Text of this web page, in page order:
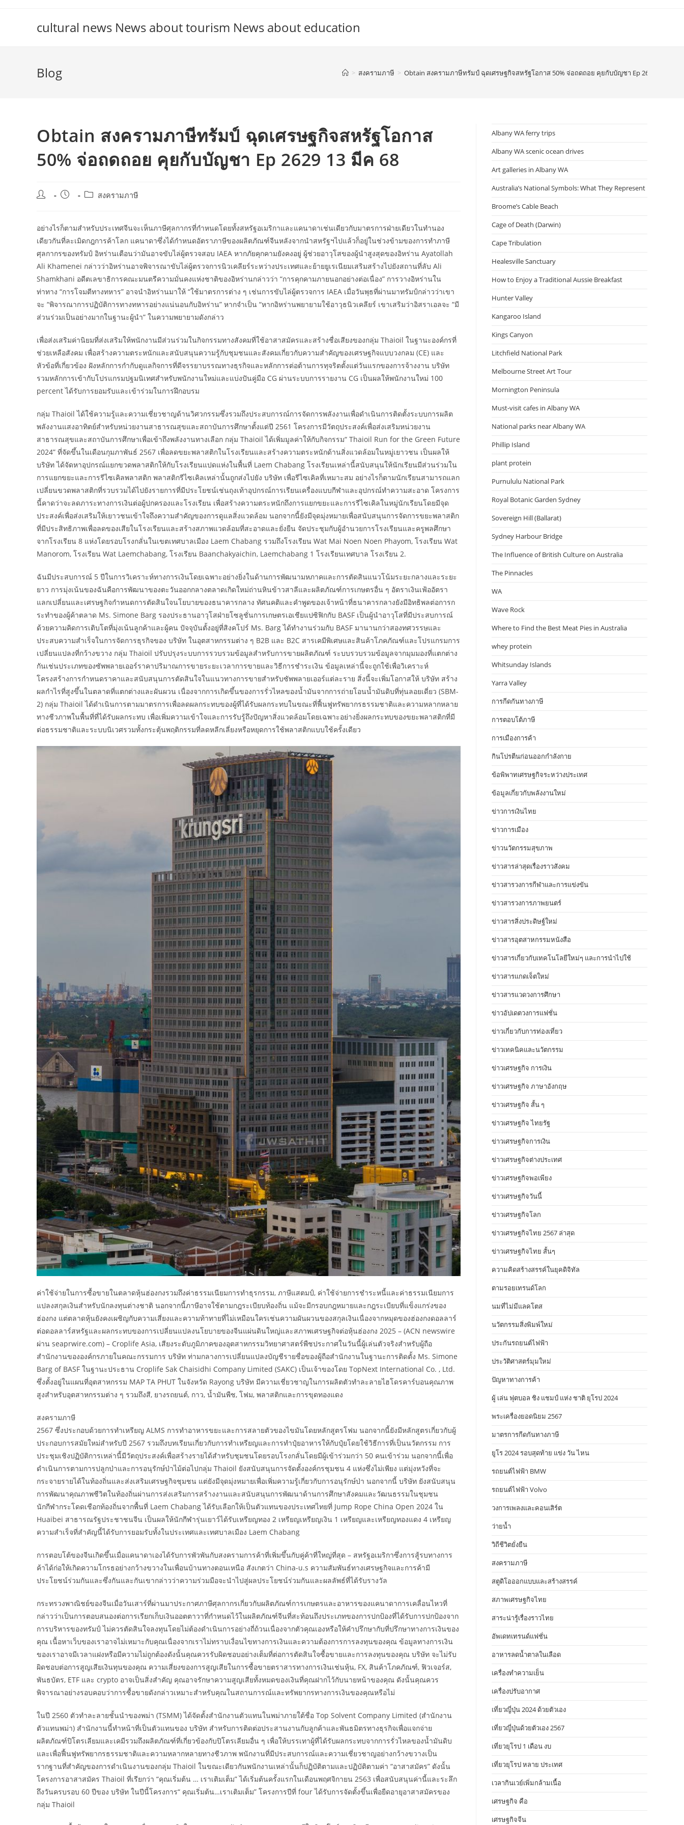
cultural news News about tourism News about education
Blog > สงครามภาษี > Obtain สงครามภาษีทรัมป์ ฉุดเศรษฐกิจสหรัฐโอกาส 50% จ่อถดถอย คุยกับบัญชา Ep 2629 13 มีค 68
Obtain สงครามภาษีทรัมป์ ฉุดเศรษฐกิจสหรัฐโอกาส
50% จ่อถดถอย คุยกับบัญชา Ep 2629 13 มีค 68
Post
Post
Post สงครามภาษี
อย่างไรก็ตามสำหรับประเทศจีนจะเห็นภาษีศุลกากรที่กำหนดโดยทั้งสหรัฐอเมริกาและแคนาดาเช่นเดียวกับมาตรการฝ่ายเดียวในทำนอง
เดียวกันที่ละเมิดกฎการค้าโลก แคนาดาซึ่งได้กำหนดอัตราภาษีของผลิตภัณฑ์จีนหลังจากนำสหรัฐฯไปแล้วก็อยู่ในช่วงข้ามของการทำภาษี
ศุลกากรของทรัมป์ อิหร่านเตือนว่ามันอาจขับไล่ผู้ตรวจสอบ IAEA หากภัยคุกคามยังคงอยู่ ผู้ช่วยอาวุโสของผู้นำสูงสุดของอิหร่าน Ayatollah
Ali Khamenei กล่าวว่าอิหร่านอาจพิจารณาขับไล่ผู้ตรวจการนิวเคลียร์ระหว่างประเทศและย้ายยูเรเนียมเสริมสร้างไปยังสถานที่ลับ Ali
Shamkhani อดีตเลขาธิการคณะมนตรีความมั่นคงแห่งชาติของอิหร่านกล่าวว่า “การคุกคามภายนอกอย่างต่อเนื่อง” การวางอิหร่านใน
ท่าทาง “การโจมตีทางทหาร” อาจนำอิหร่านมาให้ “ใช้มาตรการต่าง ๆ เช่นการขับไล่ผู้ตรวจการ IAEA เมื่อวันพุธที่ผ่านมาทรัมป์กล่าวว่าเขา
จะ “พิจารณาการปฏิบัติการทางทหารอย่างแน่นอนกับอิหร่าน” หากจำเป็น “หากอิหร่านพยายามใช้อาวุธนิวเคลียร์ เขาเสริมว่าอิสราเอลจะ “มี
ส่วนร่วมเป็นอย่างมากในฐานะผู้นำ” ในความพยายามดังกล่าว
เพื่อส่งเสริมค่านิยมที่ส่งเสริมให้พนักงานมีส่วนร่วมในกิจกรรมทางสังคมที่ใช้อาสาสมัครและสร้างชื่อเสียงของกลุ่ม Thaioil ในฐานะองค์กรที่
ช่วยเหลือสังคม เพื่อสร้างความตระหนักและสนับสนุนความรู้กับชุมชนและสังคมเกี่ยวกับความสำคัญของเศรษฐกิจแบบวงกลม (CE) และ
หัวข้อที่เกี่ยวข้อง ฝังหลักการกำกับดูแลกิจการที่ดีจรรยาบรรณทางธุรกิจและหลักการต่อต้านการทุจริตตั้งแต่วันแรกของการจ้างงาน บริษัท
รวมหลักการเข้ากับโปรแกรมปฐมนิเทศสำหรับพนักงานใหม่และแบ่งปันคู่มือ CG ผ่านระบบการรายงาน CG เป็นผลให้พนักงานใหม่ 100
percent ได้รับการยอมรับและเข้าร่วมในการฝึกอบรม
กลุ่ม Thaioil ได้ใช้ความรู้และความเชี่ยวชาญด้านวิศวกรรมซึ่งรวมถึงประสบการณ์การจัดการพลังงานเพื่อดำเนินการติดตั้งระบบการผลิต
พลังงานแสงอาทิตย์สำหรับหน่วยงานสาธารณสุขและสถาบันการศึกษาตั้งแต่ปี 2561 โครงการมีวัตถุประสงค์เพื่อส่งเสริมหน่วยงาน
สาธารณสุขและสถาบันการศึกษาเพื่อเข้าถึงพลังงานทางเลือก กลุ่ม Thaioil ได้เพิ่มมูลค่าให้กับกิจกรรม“ Thaioil Run for the Green Future
2024” ที่จัดขึ้นในเดือนกุมภาพันธ์ 2567 เพื่อลดขยะพลาสติกในโรงเรียนและสร้างความตระหนักด้านสิ่งแวดล้อมในหมู่เยาวชน เป็นผลให้
บริษัท ได้จัดหาอุปกรณ์แยกขวดพลาสติกให้กับโรงเรียนแปดแห่งในพื้นที่ Laem Chabang โรงเรียนเหล่านี้สนับสนุนให้นักเรียนมีส่วนร่วมใน
การแยกขยะและการรีไซเคิลพลาสติก พลาสติกรีไซเคิลเหล่านั้นถูกส่งไปยัง บริษัท เพื่อรีไซเคิลที่เหมาะสม อย่างไรก็ตามนักเรียนสามารถแลก
เปลี่ยนขวดพลาสติกที่รวบรวมได้ไปยังรายการที่มีประโยชน์เช่นถุงเท้าอุปกรณ์การเรียนเครื่องแบบกีฬาและอุปกรณ์ทำความสะอาด โครงการ
นี้คาดว่าจะลดภาระทางการเงินต่อผู้ปกครองและโรงเรียน เพื่อสร้างความตระหนักถึงการแยกขยะและการรีไซเคิลในหมู่นักเรียนโดยมีจุด
ประสงค์เพื่อส่งเสริมให้เยาวชนเข้าใจถึงความสำคัญของการดูแลสิ่งแวดล้อม นอกจากนี้ยังมีจุดมุ่งหมายเพื่อสนับสนุนการจัดการขยะพลาสติก
ที่มีประสิทธิภาพเพื่อลดของเสียในโรงเรียนและสร้างสภาพแวดล้อมที่สะอาดและยั่งยืน จัดประชุมกับผู้อำนวยการโรงเรียนและครูพลศึกษา
จากโรงเรียน 8 แห่งโดยรอบโรงกลั่นในเขตเทศบาลเมือง Laem Chabang รวมถึงโรงเรียน Wat Mai Noen Noen Phayom, โรงเรียน Wat
Manorom, โรงเรียน Wat Laemchabang, โรงเรียน Baanchakyaichin, Laemchabang 1 โรงเรียนเทศบาล โรงเรียน 2.
ฉันมีประสบการณ์ 5 ปีในการวิเคราะห์ทางการเงินโดยเฉพาะอย่างยิ่งในด้านการพัฒนามหภาคและการตัดสินแนวโน้มระยะกลางและระยะ
ยาว การมุ่งเน้นของฉันคือการพัฒนาของตะวันออกกลางตลาดเกิดใหม่ถ่านหินข้าวสาลีและผลิตภัณฑ์การเกษตรอื่น ๆ อัตราเงินเฟ้ออัตรา
แลกเปลี่ยนและเศรษฐกิจกำหนดการตัดสินใจนโยบายของธนาคารกลาง ทัศนคติและคำพูดของเจ้าหน้าที่ธนาคารกลางยังมีอิทธิพลต่อการก
ระทำของผู้ค้าตลาด Ms. Simone Barg รองประธานอาวุโสฝ่ายโซลูชั่นการเกษตรเอเชียแปซิฟิกกับ BASF เป็นผู้นำอาวุโสที่มีประสบการณ์
ด้วยความคิดการเติบโตที่มุ่งเน้นลูกค้าและผู้คน ปัจจุบันตั้งอยู่ที่สิงคโปร์ Ms. Barg ได้ทำงานร่วมกับ BASF มานานกว่าสองทศวรรษและ
ประสบความสำเร็จในการจัดการธุรกิจของ บริษัท ในอุตสาหกรรมต่าง ๆ B2B และ B2C สารเคมีพิเศษและสินค้าโภคภัณฑ์และโปรแกรมการ
เปลี่ยนแปลงที่กว้างขวาง กลุ่ม Thaioil ปรับปรุงระบบการรวบรวมข้อมูลสำหรับการขายผลิตภัณฑ์ ระบบรวบรวมข้อมูลจากมุมมองที่แตกต่าง
กันเช่นประเภทของซัพพลายเออร์ราคาปริมาณการขายระยะเวลาการขายและวิธีการชำระเงิน ข้อมูลเหล่านี้จะถูกใช้เพื่อวิเคราะห์
โครงสร้างการกำหนดราคาและสนับสนุนการตัดสินใจในแนวทางการขายสำหรับซัพพลายเออร์แต่ละราย สิ่งนี้จะเพิ่มโอกาสให้ บริษัท สร้าง
ผลกำไรที่สูงขึ้นในตลาดที่แตกต่างและผันผวน เนื่องจากการเกิดขึ้นของการรั่วไหลของน้ำมันจากการถ่ายโอนน้ำมันดิบที่ทุ่นลอยเดี่ยว (SBM-
2) กลุ่ม Thaioil ได้ดำเนินการตามมาตรการเพื่อลดผลกระทบของผู้ที่ได้รับผลกระทบในขณะที่ฟื้นฟูทรัพยากรธรรมชาติและความหลากหลาย
ทางชีวภาพในพื้นที่ที่ได้รับผลกระทบ เพื่อเพิ่มความเข้าใจและการรับรู้ถึงปัญหาสิ่งแวดล้อมโดยเฉพาะอย่างยิ่งผลกระทบของขยะพลาสติกที่มี
ต่อธรรมชาติและระบบนิเวศรวมทั้งกระตุ้นพฤติกรรมที่ลดหลีกเลี่ยงหรือหยุดการใช้พลาสติกแบบใช้ครั้งเดียว
ค่าใช้จ่ายในการซื้อขายในตลาดหุ้นฮ่องกงรวมถึงค่าธรรมเนียมการทำธุรกรรม, ภาษีแสตมป์, ค่าใช้จ่ายการชำระหนี้และค่าธรรมเนียมการ
แปลงสกุลเงินสำหรับนักลงทุนต่างชาติ นอกจากนี้ภาษีอาจใช้ตามกฎระเบียบท้องถิ่น แม้จะมีกรอบกฎหมายและกฎระเบียบที่แข็งแกร่งของ
ฮ่องกง แต่ตลาดหุ้นยังคงเผชิญกับความเสี่ยงและความท้าทายที่ไม่เหมือนใครเช่นความผันผวนของสกุลเงินเนื่องจากหมุดของฮ่องกงดอลลาร์
ต่อดอลลาร์สหรัฐและผลกระทบของการเปลี่ยนแปลงนโยบายของจีนแผ่นดินใหญ่และสภาพเศรษฐกิจต่อหุ้นฮ่องกง 2025 – (ACN newswire
ผ่าน seaprwire.com) – Croplife Asia, เสียงระดับภูมิภาคของอุตสาหกรรมวิทยาศาสตร์พืชประกาศในวันนี้ผู้เล่นตัวจริงสำหรับผู้ถือ
สำนักงานขององค์กรภายในคณะกรรมการ บริษัท ท่ามกลางการเปลี่ยนแปลงบัญชีรายชื่อของผู้ถือสำนักงานในฐานะการติดตั้ง Ms. Simone
Barg of BASF ในฐานะประธาน Croplife Sak Chaisidhi Company Limited (SAKC) เป็นเจ้าของโดย TopNext International Co. , Ltd.
ซึ่งตั้งอยู่ในแผนที่อุตสาหกรรม MAP TA PHUT ในจังหวัด Rayong บริษัท มีความเชี่ยวชาญในการผลิตตัวทำละลายไฮโดรคาร์บอนคุณภาพ
สูงสำหรับอุตสาหกรรมต่าง ๆ รวมถึงสี, ยางรถยนต์, กาว, น้ำมันพืช, โฟม, พลาสติกและการขุดทองแดง
สงครามภาษี
2567 ซึ่งประกอบด้วยการทำเหรียญ ALMS การทำอาหารขยะและการสลายตัวของไขมันโดยหลักสูตรโฟม นอกจากนี้ยังมีหลักสูตรเกี่ยวกับผู้
ประกอบการสมัยใหม่สำหรับปี 2567 รวมถึงบทเรียนเกี่ยวกับการทำเหรียญและการทำปุ๋ยอาหารให้กับปุ๋ยโดยใช้วิธีการที่เป็นนวัตกรรม การ
ประชุมเชิงปฏิบัติการเหล่านี้มีวัตถุประสงค์เพื่อสร้างรายได้สำหรับชุมชนโดยรอบโรงกลั่นโดยมีผู้เข้าร่วมกว่า 50 คนเข้าร่วม นอกจากนี้เพื่อ
ดำเนินการตามการปลูกป่าและการอนุรักษ์ป่าไม้ต่อไปกลุ่ม Thaioil ยังสนับสนุนการจัดตั้งองค์กรชุมชน 4 แห่งซึ่งไม่เพียง แต่มุ่งหวังที่จะ
กระจายรายได้ในท้องถิ่นและส่งเสริมเศรษฐกิจชุมชน แต่ยังมีจุดมุ่งหมายเพื่อเพิ่มความรู้เกี่ยวกับการอนุรักษ์ป่า นอกจากนี้ บริษัท ยังสนับสนุน
การพัฒนาคุณภาพชีวิตในท้องถิ่นผ่านการส่งเสริมการสร้างงานและสนับสนุนการพัฒนาด้านการศึกษาสังคมและวัฒนธรรมในชุมชน
นักกีฬากระโดดเชือกท้องถิ่นจากพื้นที่ Laem Chabang ได้รับเลือกให้เป็นตัวแทนของประเทศไทยที่ Jump Rope China Open 2024 ใน
Huaibei สาธารณรัฐประชาชนจีน เป็นผลให้นักกีฬารุ่นเยาว์ได้รับเหรียญทอง 2 เหรียญเหรียญเงิน 1 เหรียญและเหรียญทองแดง 4 เหรียญ
ความสำเร็จที่สำคัญนี้ได้รับการยอมรับทั้งในประเทศและเทศบาลเมือง Laem Chabang
การตอบโต้ของจีนเกิดขึ้นเมื่อแคนาดาเองได้รับการพัวพันกับสงครามการค้าที่เพิ่มขึ้นกับคู่ค้าที่ใหญ่ที่สุด – สหรัฐอเมริกาซึ่งการสู้รบทางการ
ค้าได้ก่อให้เกิดความโกรธอย่างกว้างขวางในเพื่อนบ้านทางตอนเหนือ สังเกตว่า China-u.s ความสัมพันธ์ทางเศรษฐกิจและการค้ามี
ประโยชน์ร่วมกันและซึ่งกันและกันเขากล่าวว่าความร่วมมือจะนำไปสู่ผลประโยชน์ร่วมกันและผลลัพธ์ที่ได้รับรางวัล
กระทรวงพาณิชย์ของจีนเมื่อวันเสาร์ที่ผ่านมาประกาศภาษีศุลกากรเกี่ยวกับผลิตภัณฑ์การเกษตรและอาหารของแคนาดาการเคลื่อนไหวที่
กล่าวว่าเป็นการตอบสนองต่อการเรียกเก็บเงินออตตาวาที่กำหนดไว้ในผลิตภัณฑ์จีนที่สะท้อนถึงประเภทของการปกป้องที่ได้รับการปกป้องจาก
การบริหารของทรัมป์ ไม่ควรตัดสินใจลงทุนโดยไม่ต้องดำเนินการอย่างถี่ถ้วนเนื่องจากตัวคุณเองหรือให้คำปรึกษากับที่ปรึกษาทางการเงินของ
คุณ เนื้อหาเว็บของเราอาจไม่เหมาะกับคุณเนื่องจากเราไม่ทราบเงื่อนไขทางการเงินและความต้องการการลงทุนของคุณ ข้อมูลทางการเงิน
ของเราอาจมีเวลาแฝงหรือมีความไม่ถูกต้องดังนั้นคุณควรรับผิดชอบอย่างเต็มที่ต่อการตัดสินใจซื้อขายและการลงทุนของคุณ บริษัท จะไม่รับ
ผิดชอบต่อการสูญเสียเงินทุนของคุณ ความเสี่ยงของการสูญเสียในการซื้อขายตราสารทางการเงินเช่นหุ้น, FX, สินค้าโภคภัณฑ์, ฟิวเจอร์ส,
พันธบัตร, ETF และ crypto อาจเป็นสิ่งสำคัญ คุณอาจรักษาความสูญเสียทั้งหมดของเงินที่คุณฝากไว้กับนายหน้าของคุณ ดังนั้นคุณควร
พิจารณาอย่างรอบคอบว่าการซื้อขายดังกล่าวเหมาะสำหรับคุณในสถานการณ์และทรัพยากรทางการเงินของคุณหรือไม่
ในปี 2560 ตัวทำละลายชั้นนำของพม่า (TSMM) ได้จัดตั้งสำนักงานตัวแทนในพม่าภายใต้ชื่อ Top Solvent Company Limited (สำนักงาน
ตัวแทนพม่า) สำนักงานนี้ทำหน้าที่เป็นตัวแทนของ บริษัท สำหรับการติดต่อประสานงานกับลูกค้าและพันธมิตรทางธุรกิจเพื่อแจกจ่าย
ผลิตภัณฑ์ปิโตรเลียมและเคมีรวมถึงผลิตภัณฑ์ที่เกี่ยวข้องกับปิโตรเลียมอื่น ๆ เพื่อให้บรรเทาผู้ที่ได้รับผลกระทบจากการรั่วไหลของน้ำมันดิบ
และเพื่อฟื้นฟูทรัพยากรธรรมชาติและความหลากหลายทางชีวภาพ พนักงานที่มีประสบการณ์และความเชี่ยวชาญอย่างกว้างขวางเป็น
รากฐานที่สำคัญของการดำเนินงานของกลุ่ม Thaioil ในขณะเดียวกันพนักงานเหล่านั้นก็ปฏิบัติตามและปฏิบัติตามค่า “อาสาสมัคร” ดังนั้น
โครงการอาสาสมัคร Thaioil ที่เรียกว่า “คุณเริ่มต้น … เราเติมเต็ม” ได้เริ่มต้นครั้งแรกในเดือนพฤศจิกายน 2563 เพื่อสนับสนุนค่านี้และระลึก
ถึงวันครบรอบ 60 ปีของ บริษัท ในปีนี้โครงการ“ คุณเริ่มต้น…เราเติมเต็ม” โครงการปีที่ four ได้รับการจัดตั้งขึ้นเพื่อยืดอายุอาสาสมัครของ
กลุ่ม Thaioil
Albany WA ferry trips
Albany WA scenic ocean drives
Art galleries in Albany WA
Australia’s National Symbols: What They Represent
Broome’s Cable Beach
Cage of Death (Darwin)
Cape Tribulation
Healesville Sanctuary
How to Enjoy a Traditional Aussie Breakfast
Hunter Valley
Kangaroo Island
Kings Canyon
Litchfield National Park
Melbourne Street Art Tour
Mornington Peninsula
Must-visit cafes in Albany WA
National parks near Albany WA
Phillip Island
plant protein
Purnululu National Park
Royal Botanic Garden Sydney
Sovereign Hill (Ballarat)
Sydney Harbour Bridge
The Influence of British Culture on Australia
The Pinnacles
WA
Wave Rock
Where to Find the Best Meat Pies in Australia
whey protein
Whitsunday Islands
Yarra Valley
การกีดกันทางภาษี
การตอบโต้ภาษี
การเมืองการค้า
กินโปรตีนก่อนออกกำลังกาย
ข้อพิพาทเศรษฐกิจระหว่างประเทศ
ข้อมูลเกี่ยวกับพลังงานใหม่
ข่าวการเงินไทย
ข่าวการเมือง
ข่าวนวัตกรรมสุขภาพ
ข่าวสารล่าสุดเรื่องราวสังคม
ข่าวสารวงการกีฬาและการแข่งขัน
ข่าวสารวงการภาพยนตร์
ข่าวสารสิ่งประดิษฐ์ใหม่
ข่าวสารอุตสาหกรรมหนังสือ
ข่าวสารเกี่ยวกับเทคโนโลยีใหม่ๆ และการนำไปใช้
ข่าวสารแกดเจ็ตใหม่
ข่าวสารแวดวงการศึกษา
ข่าวอัปเดตวงการแฟชั่น
ข่าวเกี่ยวกับการท่องเที่ยว
ข่าวเทคนิคและนวัตกรรม
ข่าวเศรษฐกิจ การเงิน
ข่าวเศรษฐกิจ ภาษาอังกฤษ
ข่าวเศรษฐกิจ สั้น ๆ
ข่าวเศรษฐกิจ ไทยรัฐ
ข่าวเศรษฐกิจการเงิน
ข่าวเศรษฐกิจต่างประเทศ
ข่าวเศรษฐกิจพอเพียง
ข่าวเศรษฐกิจวันนี้
ข่าวเศรษฐกิจโลก
ข่าวเศรษฐกิจไทย 2567 ล่าสุด
ข่าวเศรษฐกิจไทย สั้นๆ
ความคิดสร้างสรรค์ในยุคดิจิทัล
ตามรอยเทรนด์โลก
นมที่ไม่มีแลคโตส
นวัตกรรมสิ่งพิมพ์ใหม่
ประกันรถยนต์ไฟฟ้า
ประวัติศาสตร์มุมใหม่
ปัญหาทางการค้า
ผู้ เล่น ฟุตบอล ชิง แชมป์ แห่ง ชาติ ยุโรป 2024
พระเครื่องยอดนิยม 2567
มาตรการกีดกันทางภาษี
ยูโร 2024 รอบสุดท้าย แข่ง วัน ไหน
รถยนต์ไฟฟ้า BMW
รถยนต์ไฟฟ้า Volvo
วงการเพลงและคอนเสิร์ต
ว่ายน้ำ
วิถีชีวิตยั่งยืน
สงครามภาษี
สตูดิโอออกแบบและสร้างสรรค์
สภาพเศรษฐกิจไทย
สาระน่ารู้เรื่องราวไทย
อัพเดทเทรนด์แฟชั่น
อาหารลดน้ำตาลในเลือด
เครื่องทำความเย็น
เครื่องปรับอากาศ
เที่ยวญี่ปุ่น 2024 ด้วยตัวเอง
เที่ยวญี่ปุ่นด้วยตัวเอง 2567
เที่ยวยุโรป 1 เดือน งบ
เที่ยวยุโรป หลาย ประเทศ
เวลากินเวย์เพิ่มกล้ามเนื้อ
เศรษฐกิจ คือ
เศรษฐกิจจีน